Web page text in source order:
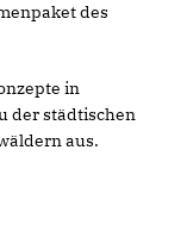
des
in
der städtischen
aus.